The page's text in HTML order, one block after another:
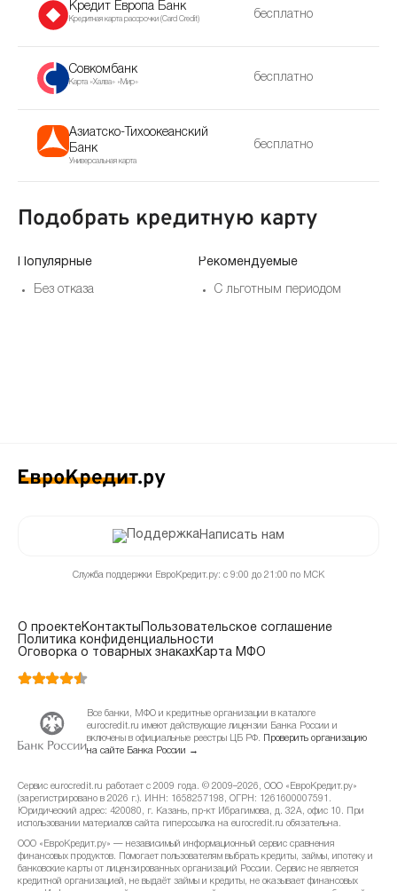
Кредит Европа Банк
Кредитная карта рассрочки (Сard Сredit) бесплатно
Совкомбанк
Карта «Халва» «Мир» бесплатно
Азиатско-Тихоокеанский
Банк
Универсальная карта
бесплатно
Подобрать кредитную карту
Популярные
Без отказа
Рекомендуемые
С льготным периодом
Написать нам
Служба поддержки ЕвроКредит.ру: с 9:00 до 21:00 по МСК
О проектеКонтакты Пользовательское соглашение
Политика конфиденциальности
Оговорка о товарных знакахКарта МФО
Все банки, МФО и кредитные организации в каталоге
eurocredit.ru имеют действующие лицензии Банка России и
включены в официальные реестры ЦБ РФ.
Проверить организацию
на сайте Банка России →
Сервис eurocredit.ru работает с 2009 года. © 2009–2026, ООО «ЕвроКредит.ру»
(зарегистрировано в 2026 г.). ИНН: 1658257198, ОГРН: 1261600007591.
Юридический адрес: 420080, г. Казань, пр-кт Ибрагимова, д. 32А, офис 10. При
использовании материалов сайта гиперссылка на eurocredit.ru обязательна.
ООО «ЕвроКредит.ру» — независимый информационный сервис сравнения
финансовых продуктов. Помогает пользователям выбрать кредиты, займы, ипотеку и
банковские карты от лицензированных организаций России. Сервис не является
кредитной организацией, не выдаёт займы и кредиты, не оказывает финансовых